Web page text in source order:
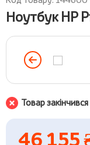
Ноутбук HP
Товар закінчився
46 155